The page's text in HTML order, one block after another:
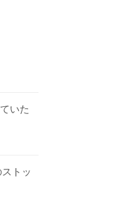
いた
トッ